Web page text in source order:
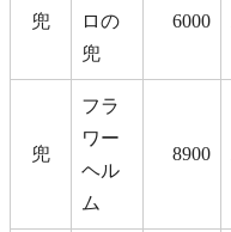
兜
ロの
兜
6000
兜
フラ
ワー
ヘル
ム
8900